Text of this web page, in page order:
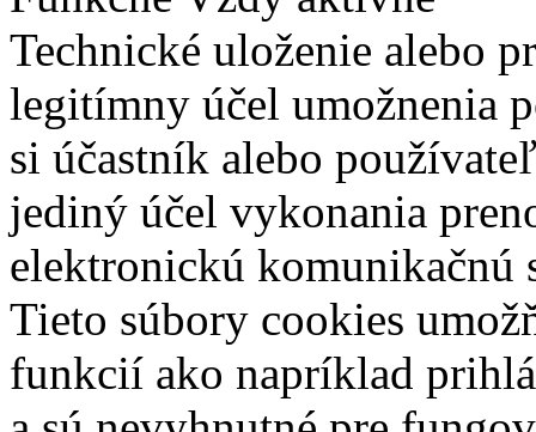
Technické uloženie alebo
legitímny účel umožnenia
si účastník alebo
jediný účel vykonania
elektronickú komunikačnú
Tieto súbory cookies
funkcií ako napríklad